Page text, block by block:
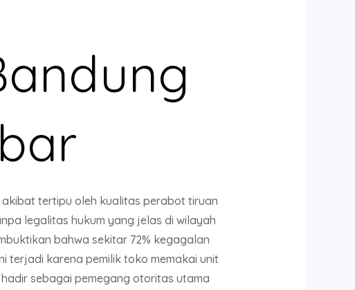
tertipu oleh kualitas perabot tiruan
legalitas hukum yang jelas di wilayah
bahwa sekitar 72% kegagalan
terjadi karena pemilik toko memakai unit
sebagai pemegang otoritas utama